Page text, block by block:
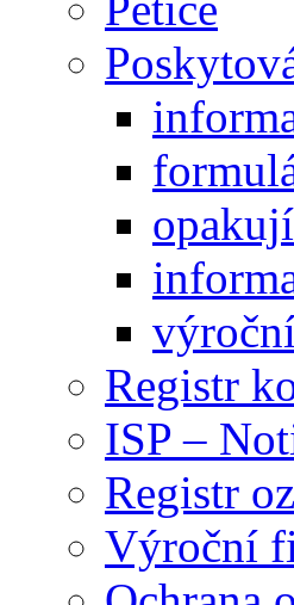
Registr
ISP –
Registr
Výroční